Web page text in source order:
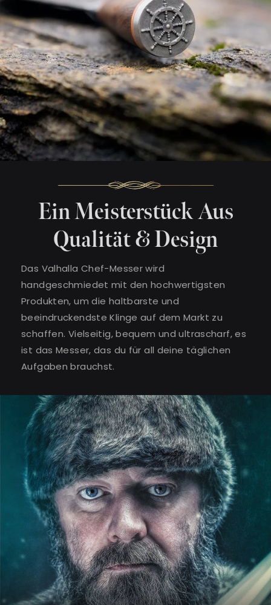
Ein Meisterstück Aus
Qualität & Design
Das Valhalla Chef-Messer wird
handgeschmiedet mit den hochwertigsten
Produkten, um die haltbarste und
beeindruckendste Klinge auf dem Markt zu
schaffen. Vielseitig, bequem und ultrascharf, es
ist das Messer, das du für all deine täglichen
Aufgaben brauchst.